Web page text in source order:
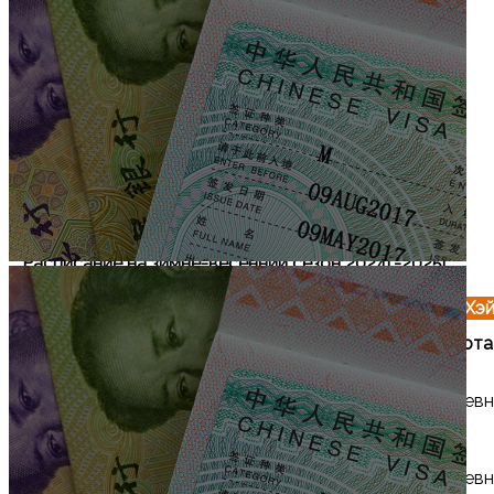
будете уверены в точности маршрута и
своевременности, ведь мы подберем вам
комфортное транспортное средство, и вы точно
успеете на свой рейс. Стоимость трансфера
уточняйте у нашего менеджера. Сэкономьте
время и нервы с нашим сервисом — они вам еще
пригодятся!
ЗАКАЗАТЬ ТРАНСФЕР ПО
WhatsApp Telegram Позвонить
Расписание на зимне-весенний сезон 2024г-2025г.
Расписание убытия рейсов из аэропорта
Маршрут
Номер
рейса
Время
вылета
Время
прибытия
Частота
Хэйхэ -
Харбин
EU2796 09:30 10:40
Хэйхэ -
Харбин -
Пекин
CZ6658 12:20/14:30 13:30/16:50